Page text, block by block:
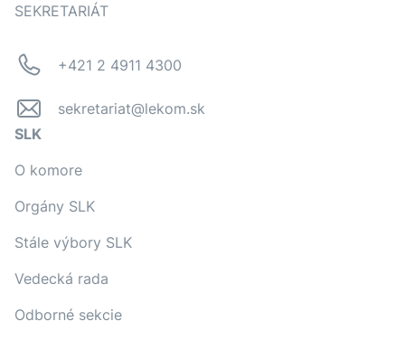
SEKRETARIÁT
+421 2 4911 4300
sekretariat@lekom.sk
SLK
O komore
Orgány SLK
Stále výbory SLK
Vedecká rada
Odborné sekcie